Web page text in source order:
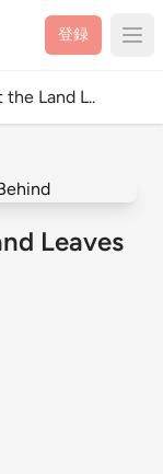
登録
Land L..
Leaves